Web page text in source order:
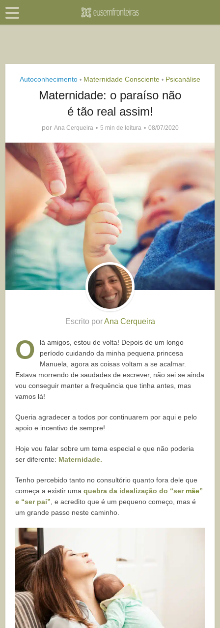
Autoconhecimento • Maternidade Consciente • Psicanálise
Maternidade: o paraíso não
é tão real assim!
por Ana Cerqueira 5 min de leitura 08/07/2020
Escrito porAna Cerqueira
O
lá amigos, estou de volta! Depois de um longo
período cuidando da minha pequena princesa
Manuela, agora as coisas voltam a se acalmar.
Estava morrendo de saudades de escrever, não sei se ainda
vou conseguir manter a frequência que tinha antes, mas
vamos lá!
Queria agradecer a todos por continuarem por aqui e pelo
apoio e incentivo de sempre!
Hoje vou falar sobre um tema especial e que não poderia
ser diferente: Maternidade.
Tenho percebido tanto no consultório quanto fora dele que
começa a existir umaquebra da idealização do “ser mãe”
e “ser pai” , e acredito que é um pequeno começo, mas é
um grande passo neste caminho.